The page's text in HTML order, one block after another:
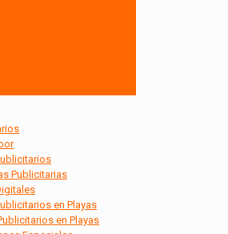
Publicitarias
en Playas
en Playas